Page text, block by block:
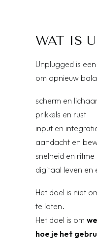
WAT IS
Unplugged is een
om opnieuw
scherm en
prikkels en rust
input en
aandacht en
snelheid en ritme
digitaal leven en
Het doel is niet
te laten.
Het doel is om
hoe je het